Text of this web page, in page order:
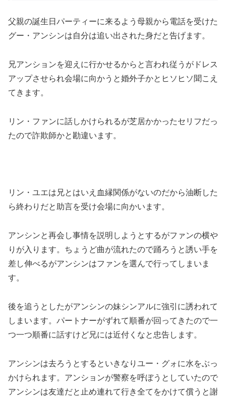
父親の誕生日パーティーに来るよう母親から電話を受けた
グー・アンシンは自分は追い出された身だと告げます。
兄アンションを迎えに行かせるからと言われ従うがドレス
アップさせられ会場に向かうと婚外子かとヒソヒソ聞こえ
てきます。
リン・ファンに話しかけられるが芝居かかったセリフだっ
たので詐欺師かと勘違います。
リン・ユエは兄とはいえ血縁関係がないのだから油断した
ら終わりだと助言を受け会場に向かいます。
アンシンと再会し事情を説明しようとするがファンの横や
りが入ります。ちょうど曲が流れたので踊ろうと誘い手を
差し伸べるがアンシンはファンを選んで行ってしまいま
す。
後を追うとしたがアンシンの妹シンアルに強引に誘われて
しまいます。パートナーがずれて順番が回ってきたので一
つ一つ順番に話すけど兄には近付くなと忠告します。
アンシンは去ろうとするといきなりユー・グォに水をぶっ
かけられます。アンションが警察を呼ぼうとしていたので
アンシンは友達だと止め連れて行き全てをかけて償うと謝